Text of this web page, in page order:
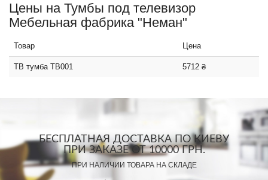
Цены на Тумбы под телевизор
Мебельная фабрика "Неман"
Товар Цена
ТВ тумба ТВ001 5712 ₴
БЕСПЛАТНАЯ ДОСТАВКА ПО КИЕВУ
ПРИ ЗАКАЗЕ ОТ 10000 ГРН.
ПРИ НАЛИЧИИ ТОВАРА НА СКЛАДЕ